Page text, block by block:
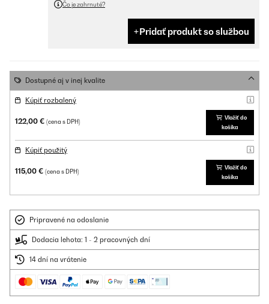
Čo je zahrnuté?
Pridať produkt so službou
Dostupné aj v inej kvalite
Kúpiť rozbalený
122,00 € (cena s DPH)
Vložiť do
košíka
Kúpiť použitý
115,00 € (cena s DPH)
Vložiť do
košíka
Pripravené na odoslanie
Dodacia lehota: 1 - 2 pracovných dní
14 dní na vrátenie